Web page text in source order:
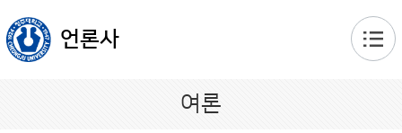
언론사
여론